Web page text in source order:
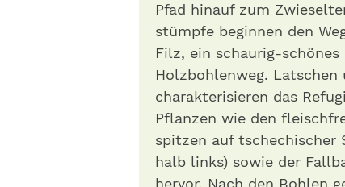
Pfad hinauf zum
stümpfe beginnen den
Filz, ein schaurig-
Holzbohlenweg. Latschen
charakterisieren das
Pflanzen wie den
spitzen auf tschechischer
halb links) sowie der
hervor. Nach den Bohlen